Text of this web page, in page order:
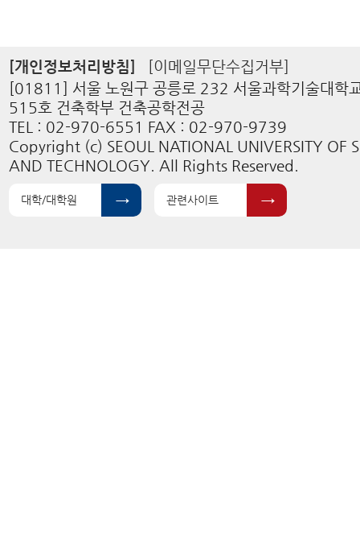
[개인정보처리방침]
[이메일무단수집거부]
[01811] 서울 노원구 공릉로 232 서울과학기술대학
515호 건축학부 건축공학전공
TEL : 02-970-6551 FAX : 02-970-9739
Copyright (c) SEOUL NATIONAL UNIVERSITY OF
AND TECHNOLOGY. All Rights Reserved.
대학/대학원 관련사이트